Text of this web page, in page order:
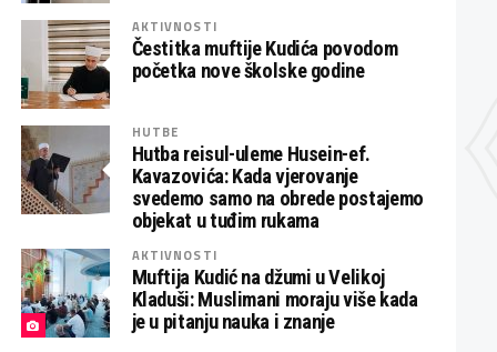
AKTIVNOSTI
Čestitka muftije Kudića povodom
početka nove školske godine
HUTBE
Hutba reisul-uleme Husein-ef.
Kavazovića: Kada vjerovanje
svedemo samo na obrede postajemo
objekat u tuđim rukama
AKTIVNOSTI
Muftija Kudić na džumi u Velikoj
Kladuši: Muslimani moraju više kada
je u pitanju nauka i znanje